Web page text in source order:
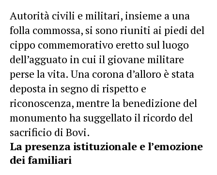
Autorità civili e militari, insieme a una
folla commossa, si sono riuniti ai piedi del
cippo commemorativo eretto sul luogo
dell’agguato in cui il giovane militare
perse la vita. Una corona d’alloro è stata
deposta in segno di rispetto e
riconoscenza, mentre la benedizione del
monumento ha suggellato il ricordo del
sacrificio di Bovi.
La presenza istituzionale e l’emozione
dei familiari